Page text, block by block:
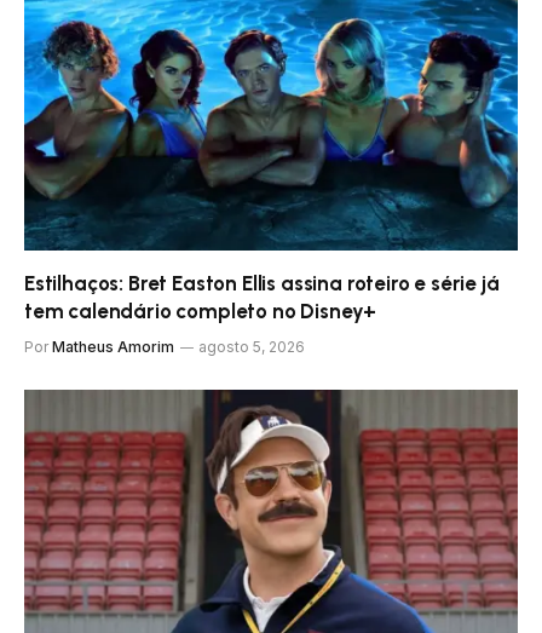
Estilhaços: Bret Easton Ellis assina roteiro e série já
tem calendário completo no Disney+
Por Matheus Amorim agosto 5, 2026